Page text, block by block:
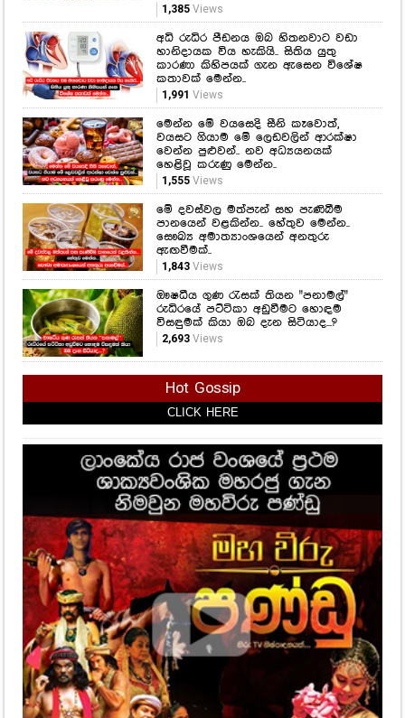
1,385Views
අධි රුධිර පීඩනය ඔබ හිතනවාට වඩා
හානිදායක විය හැකියි.. සිතිය යුතු
කාරණා කිහිපයක් ගැන ඇසෙන විශේෂ
කතාවක් මෙන්න..
1,991 Views
මෙන්න මේ වයසෙදි සීනි කෑවොත්,
වයසට ගියාම මේ ලෙඩවලින් ආරක්ෂා
වෙන්න පුළුවන්.. නව අධ්‍යයනයක්
හෙළිවූ කරුණු මෙන්න..
1,555Views
මේ දවස්වල මත්පැන් සහ පැණිබීම
පානයෙන් වළකින්න.. හේතුව මෙන්න..
සෞඛ්‍ය අමාත්‍යාංශයෙන් අනතුරු
ඇඟවීමක්..
1,843Views
ඖෂධීය ගුණ රැසක් තියන "පනාමල්"
රුධිරයේ පට්ටිකා අඩුවීමට හොඳම
විසඳුමක් කියා ඔබ දැන සිටියාද...?
2,693Views
Hot Gossip
CLICK HERE